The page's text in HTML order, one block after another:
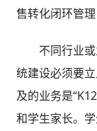
售转化闭环管
不同行业
统建设必须要
及的业务是
和学生家长。